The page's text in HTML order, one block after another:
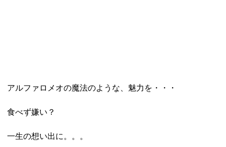
アルファロメオの魔法のような、魅力を・・・
食べず嫌い？
一生の想い出に。。。